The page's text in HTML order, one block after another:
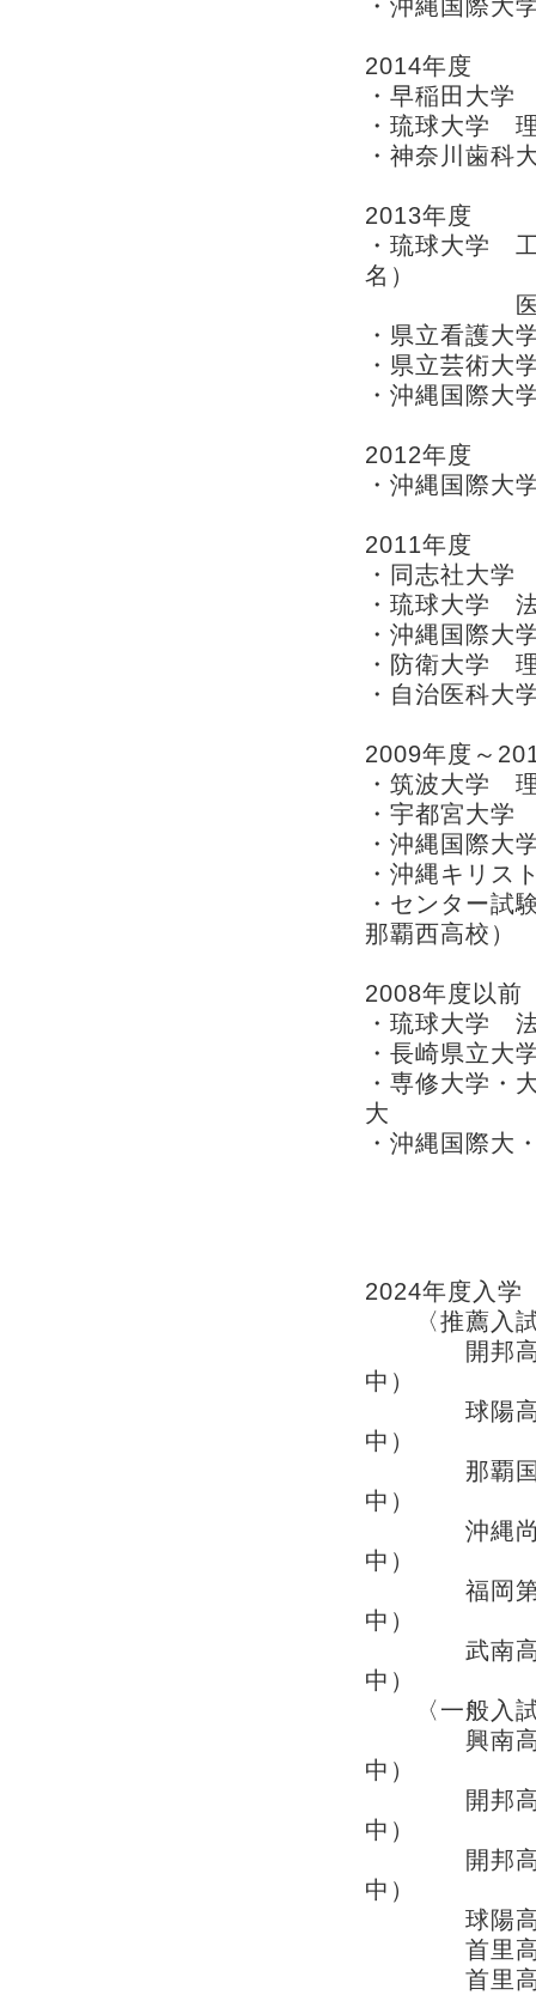
・沖縄国際
2014年度
・早稲田大
・琉球大学
・神奈川歯
2013年度
・琉球大学
名）
医学部
・県立看護
・県立芸術
・沖縄国際
2012年度
・沖縄国際大
2011年度
・同志社大
・琉球大学
・沖縄国際大
・防衛大学
・自治医科
2009年度～
・筑波大学
・宇都宮大
・沖縄国際
・沖縄キリス
・センター試
那覇西高校）
2008年度以前
・琉球大学
・長崎県立大
・専修大学・
大
・沖縄国際大
2024年度入学
〈推薦入試
開邦高校
中）
球陽高
中）
那覇国際
中）
沖縄尚
中）
福岡第
中）
武南
中）
〈一般入試
興南
中）
開邦高校
中）
開邦高校
中）
球陽高校
首里高校
首里高校